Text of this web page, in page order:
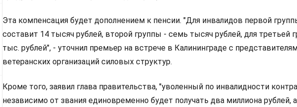
Эта компенсация будет дополнением к пенсии. "Для инвалидов первой
составит 14 тысяч рублей, второй группы - семь тысяч рублей, для третьей
тыс. рублей", - уточнил премьер на встрече в Калининграде с
ветеранских организаций силовых структур.
Кроме того, заявил глава правительства, "уволенный по инвалидности
независимо от звания единовременно будет получать два миллиона рублей,